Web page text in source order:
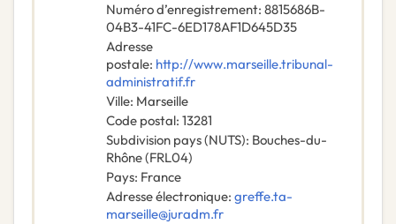
Numéro d’enregistrement: 8815686B-
04B3-41FC-6ED178AF1D645D35
Adresse
postale: http://www.marseille.tribunal-
administratif.fr
Ville: Marseille
Code postal: 13281
Subdivision pays (NUTS): Bouches-du-
Rhône(FRL04)
Pays: France
Adresse électronique: greffe.ta-
marseille@juradm.fr